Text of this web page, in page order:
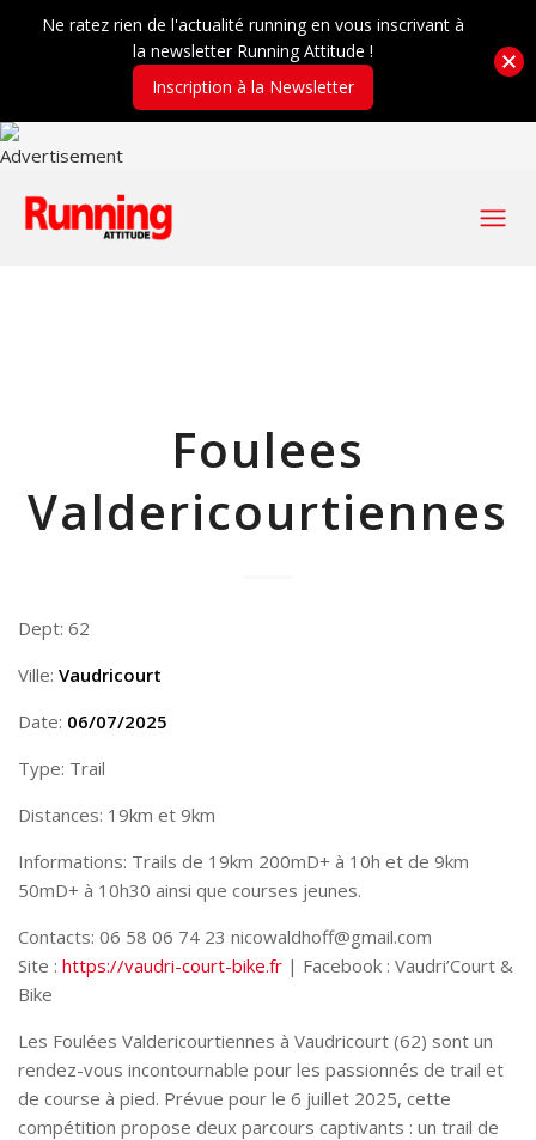
Foulees
Valdericourtiennes
Dept: 62
Ville: Vaudricourt
Date: 06/07/2025
Type: Trail
Distances: 19km et 9km
Informations: Trails de 19km 200mD+ à 10h et de 9km
50mD+ à 10h30 ainsi que courses jeunes.
Contacts: 06 58 06 74 23 nicowaldhoff@gmail.com
Site : https://vaudri-court-bike.fr | Facebook : Vaudri’Court &
Bike
Les Foulées Valdericourtiennes à Vaudricourt (62) sont un
rendez-vous incontournable pour les passionnés de trail et
de course à pied. Prévue pour le 6 juillet 2025, cette
compétition propose deux parcours captivants : un trail de
Ne ratez rien de l'actualité running en vous inscrivant à
la newsletter Running Attitude !
Inscription à la Newsletter